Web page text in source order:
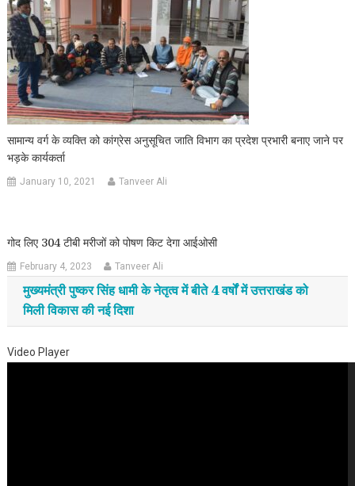
सामान्य वर्ग के व्यक्ति को कांग्रेस अनुसूचित जाति विभाग का प्रदेश प्रभारी बनाए जाने पर
भड़के कार्यकर्ता
January 10, 2021 Tanveer Ali
गोद लिए 304 टीबी मरीजों को पोषण किट देगा आईओसी
February 4, 2023 Tanveer Ali
मुख्यमंत्री पुष्कर सिंह धामी के नेतृत्व में बीते 4 वर्षों में उत्तराखंड को
मिली विकास की नई दिशा
Video Player